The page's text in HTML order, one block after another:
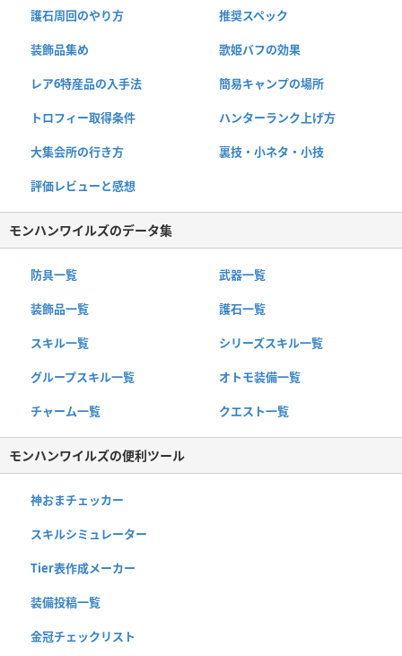
護石周回のやり方 推奨スペック
装飾品集め 歌姫バフの効果
レア6特産品の入手法 簡易キャンプの場所
トロフィー取得条件 ハンターランク上げ方
大集会所の行き方 裏技・小ネタ・小技
評価レビューと感想
モンハンワイルズのデータ集
防具一覧 武器一覧
装飾品一覧 護石一覧
スキル一覧 シリーズスキル一覧
グループスキル一覧 オトモ装備一覧
チャーム一覧 クエスト一覧
モンハンワイルズの便利ツール
神おまチェッカー
スキルシミュレーター
Tier表作成メーカー
装備投稿一覧
金冠チェックリスト